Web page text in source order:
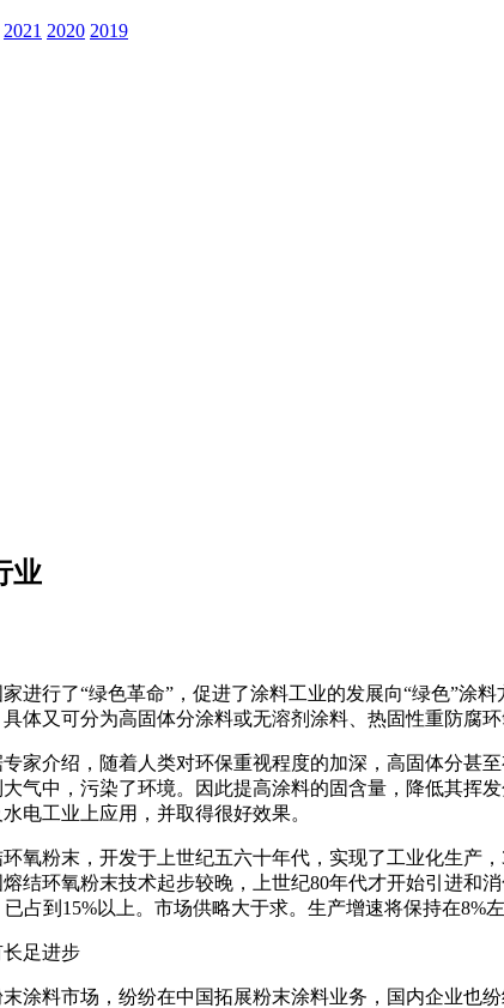
2021 2020 2019
业
进行了“绿色革命”，促进了涂料工业的发展向“绿色”
体又可分为高固体分涂料或无溶剂涂料、热固性重防腐环
家介绍，随着人类对环保重视程度的加深，高固体分甚
气中，污染了环境。因此提高涂料的固含量，降低其挥
电工业上应用，并取得很好效果。
氧粉末，开发于上世纪五六十年代，实现了工业化生产
结环氧粉末技术起步较晚，上世纪80年代才开始引进
占到15%以上。市场供略大于求。生产增速将保持在8%
足进步
涂料市场，纷纷在中国拓展粉末涂料业务，国内企业